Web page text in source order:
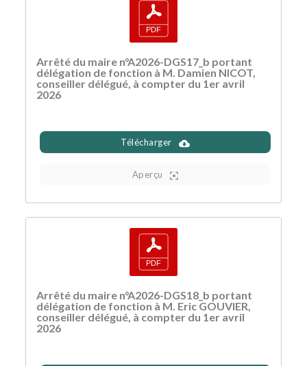
Arrêté du maire n°A2026-DGS17_b portant
délégation de fonction à M. Damien NICOT,
conseiller délégué, à compter du 1er avril
2026
Télécharger
Aperçu
Arrêté du maire n°A2026-DGS18_b portant
délégation de fonction à M. Eric GOUVIER,
conseiller délégué, à compter du 1er avril
2026